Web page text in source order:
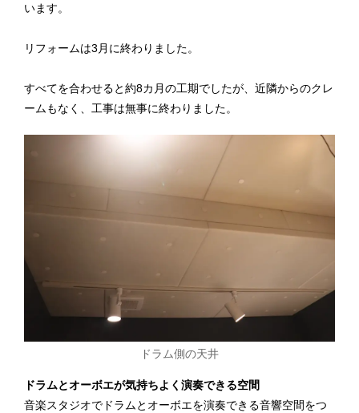
います。
リフォームは3月に終わりました。
すべてを合わせると約8カ月の工期でしたが、近隣からのクレ
ームもなく、工事は無事に終わりました。
ドラム側の天井
ドラムとオーボエが気持ちよく演奏できる空間
音楽スタジオでドラムとオーボエを演奏できる音響空間をつ